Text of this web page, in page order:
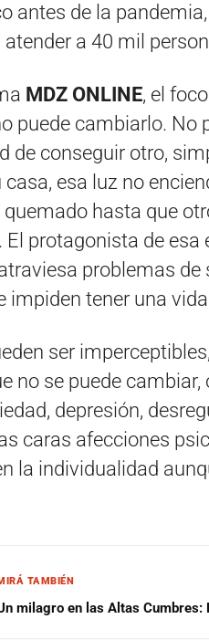
antes de la
atender a 40 mil
MDZ ONLINE, el
puede cambiarlo. No
de conseguir otro,
esa luz no
hasta que
El protagonista de esa
problemas
impiden tener una
ser
no se puede cambiar,
depresión,
caras afecciones
la individualidad
TAMBIÉN
milagro en las Altas Cumbres: